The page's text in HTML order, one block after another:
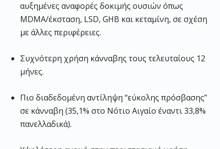
αυξημένες αναφορές δοκιμής ουσιών όπως
MDMA/έκσταση, LSD, GHB και κεταμίνη, σε σχέση
με άλλες περιφέρειες.
Συχνότερη χρήση κάνναβης τους τελευταίους 12
μήνες.
Πιο διαδεδομένη αντίληψη “εύκολης πρόσβασης”
σε κάνναβη (35,1% στο Νότιο Αιγαίο έναντι 33,8%
πανελλαδικά).